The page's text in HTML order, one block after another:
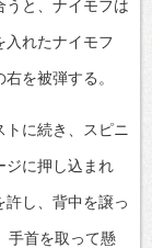
うと、ナイモフは
入れたナイモフ
を被弾する。
に続き、スピニ
ジに押し込まれ
し、背中を譲っ
手首を取って懸